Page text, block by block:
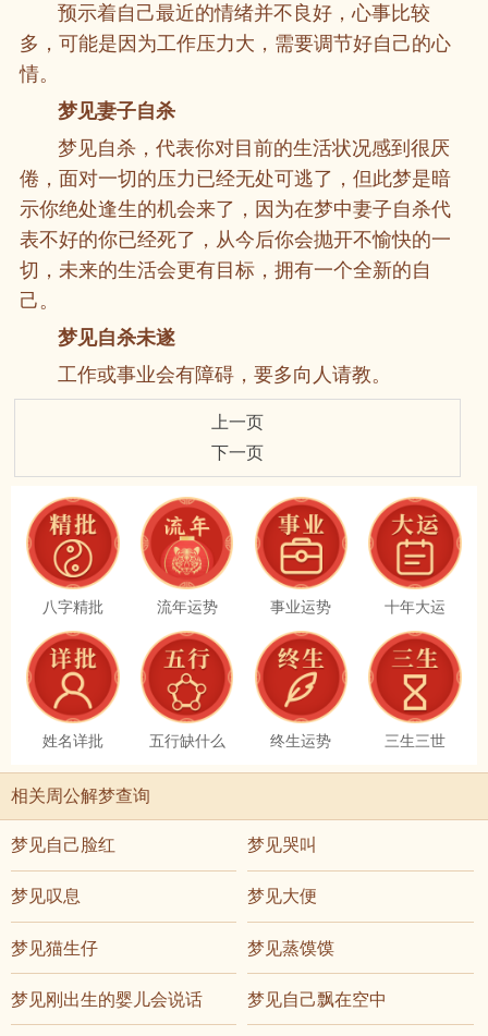
预示着自己最近的情绪并不良好，心事比较
多，可能是因为工作压力大，需要调节好自己的心
情。
梦见妻子自杀
梦见自杀，代表你对目前的生活状况感到很厌
倦，面对一切的压力已经无处可逃了，但此梦是暗
示你绝处逢生的机会来了，因为在梦中妻子自杀代
表不好的你已经死了，从今后你会抛开不愉快的一
切，未来的生活会更有目标，拥有一个全新的自
己。
梦见自杀未遂
工作或事业会有障碍，要多向人请教。
上一页
下一页
八字精批 流年运势 事业运势 十年大运
姓名详批 五行缺什么 终生运势 三生三世
相关周公解梦查询
梦见自己脸红 梦见哭叫
梦见叹息 梦见大便
梦见猫生仔 梦见蒸馍馍
梦见刚出生的婴儿会说话 梦见自己飘在空中